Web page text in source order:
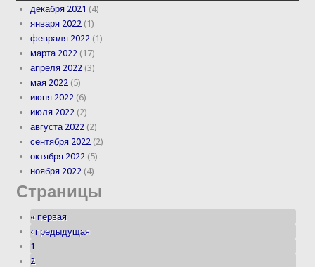
декабря 2021 (4)
января 2022 (1)
февраля 2022 (1)
марта 2022 (17)
апреля 2022 (3)
мая 2022 (5)
июня 2022 (6)
июля 2022 (2)
августа 2022 (2)
сентября 2022 (2)
октября 2022 (5)
ноября 2022 (4)
Страницы
« первая
‹ предыдущая
1
2